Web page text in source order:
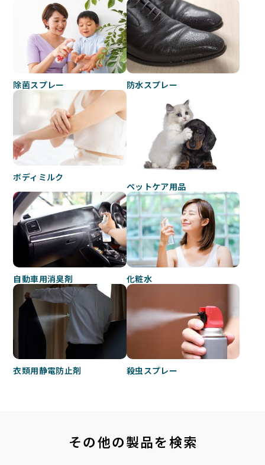
除菌スプレー 防水スプレー
ボディミルク
ペットケア用品
自動車用消臭剤 化粧水
衣類用静電防止剤 殺虫スプレー
その他の製品を検索